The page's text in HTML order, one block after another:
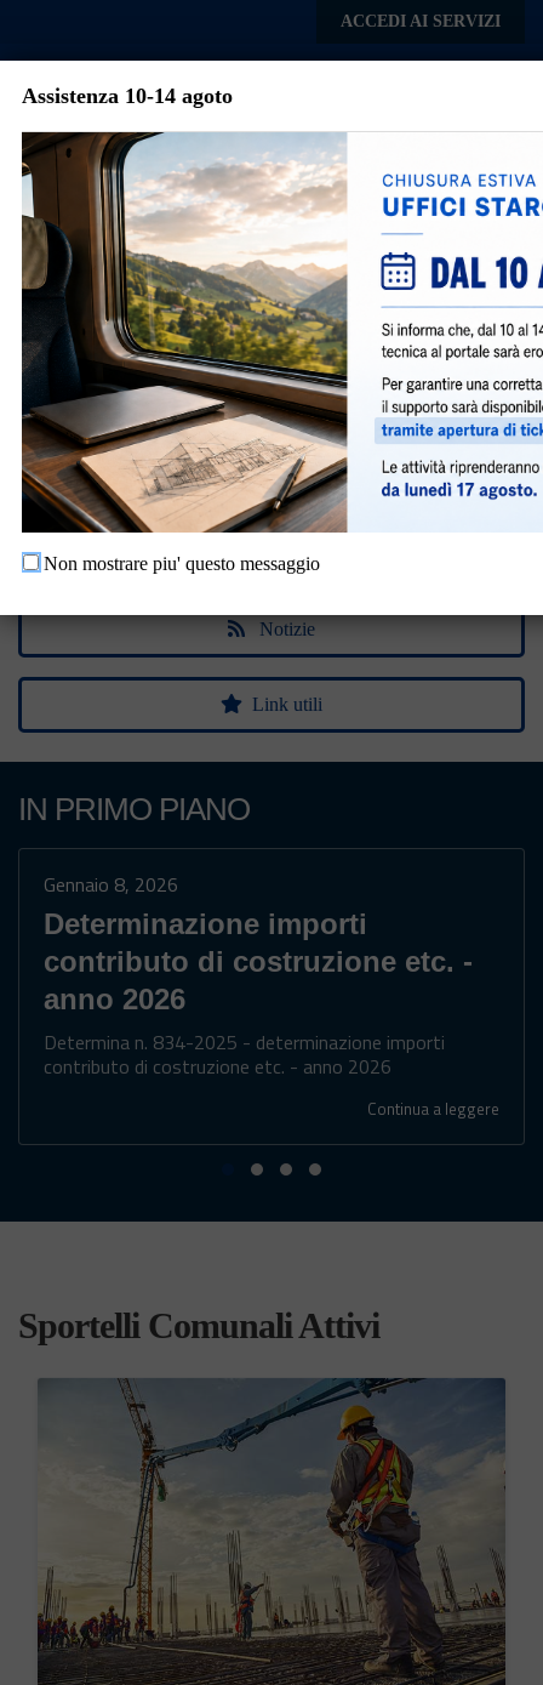
ACCEDI AI SERVIZI
Menu
Portale per la presentazione
delle istanze comunali in
digitale
Presenta qualsiasi istanza, a qualsiasi ora, in
qualsiasi luogo, da qualsiasi device.
Sportelli
Notizie
Link utili
IN PRIMO PIANO
Gennaio 8, 2026
Determinazione importi
contributo di costruzione etc. -
anno 2026
Determina n. 834-2025 - determinazione importi
contributo di costruzione etc. - anno 2026
Continua a leggere
Sportelli Comunali Attivi
Assistenza 10-14 agoto
Non mostrare piu' questo messaggio